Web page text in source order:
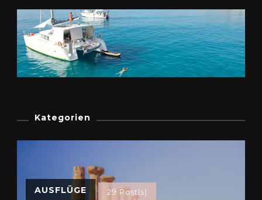
Kategorien
AUSFLÜGE 29 Post(s)